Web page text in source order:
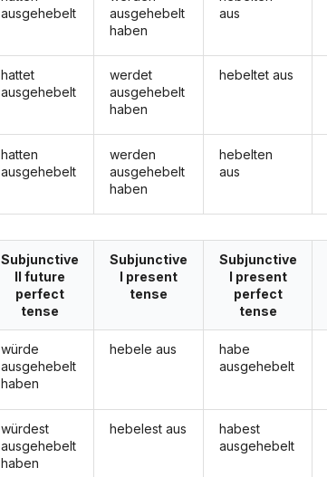
ausgehebelt
hattet
ausgehebelt
hatten
ausgehebelt
ausgehebelt
haben
werdet
ausgehebelt
haben
werden
ausgehebelt
haben
aus
hebeltet aus
hebelten
aus
Subjunctive
II future
perfect
tense
würde
ausgehebelt
haben
würdest
ausgehebelt
haben
Subjunctive
I present
tense
hebele aus
hebelest aus
Subjunctive
I present
perfect
tense
habe
ausgehebelt
habest
ausgehebelt